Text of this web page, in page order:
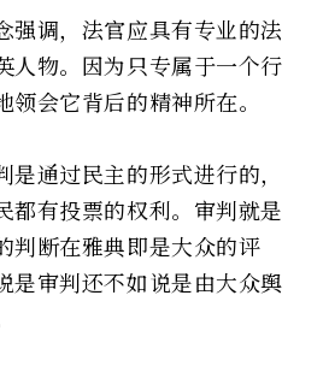
强调，法官应具有专业的法
人物。因为只专属于一个行
会它背后的精神所在。
通过民主的形式进行的，
都有投票的权利。审判就是
判断在雅典即是大众的评
是审判还不如说是由大众舆